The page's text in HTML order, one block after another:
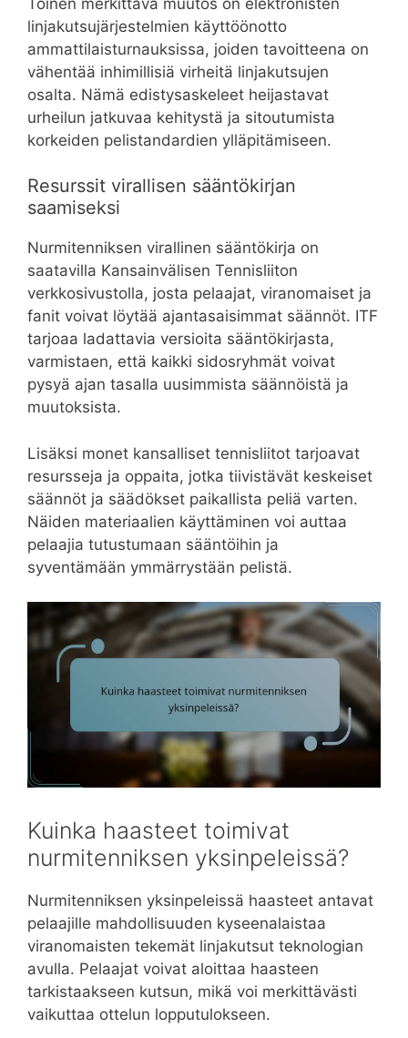
linjakutsujärjestelmien käyttöönotto
ammattilaisturnauksissa, joiden tavoitteena on
vähentää inhimillisiä virheitä linjakutsujen
osalta. Nämä edistysaskeleet heijastavat
urheilun jatkuvaa kehitystä ja sitoutumista
korkeiden pelistandardien ylläpitämiseen.
Resurssit virallisen sääntökirjan
saamiseksi
Nurmitenniksen virallinen sääntökirja on
saatavilla Kansainvälisen Tennisliiton
verkkosivustolla, josta pelaajat, viranomaiset ja
fanit voivat löytää ajantasaisimmat säännöt. ITF
tarjoaa ladattavia versioita sääntökirjasta,
varmistaen, että kaikki sidosryhmät voivat
pysyä ajan tasalla uusimmista säännöistä ja
muutoksista.
Lisäksi monet kansalliset tennisliitot tarjoavat
resursseja ja oppaita, jotka tiivistävät keskeiset
säännöt ja säädökset paikallista peliä varten.
Näiden materiaalien käyttäminen voi auttaa
pelaajia tutustumaan sääntöihin ja
syventämään ymmärrystään pelistä.
Kuinka haasteet toimivat
nurmitenniksen yksinpeleissä?
Nurmitenniksen yksinpeleissä haasteet antavat
pelaajille mahdollisuuden kyseenalaistaa
viranomaisten tekemät linjakutsut teknologian
avulla. Pelaajat voivat aloittaa haasteen
tarkistaakseen kutsun, mikä voi merkittävästi
vaikuttaa ottelun lopputulokseen.